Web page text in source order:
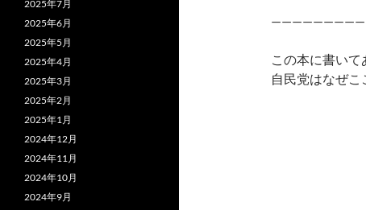
この本に書いて
自民党はなぜ
2025年7月
2025年6月
2025年5月
2025年4月
2025年3月
2025年2月
2025年1月
2024年12月
2024年11月
2024年10月
2024年9月